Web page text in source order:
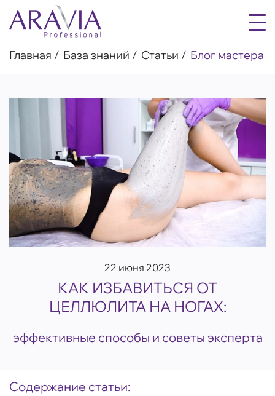
Главная База знаний Статьи Блог мастера
22 июня 2023
КАК ИЗБАВИТЬСЯ ОТ
ЦЕЛЛЮЛИТА НА НОГАХ:
эффективные способы и советы эксперта
Содержание статьи: